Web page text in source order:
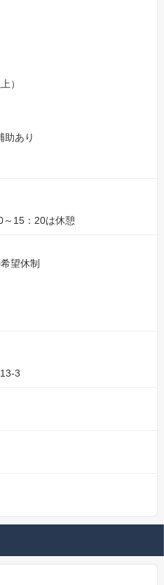
）
助あり
15：20は休憩
望休制
3